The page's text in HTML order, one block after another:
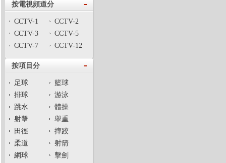
按電視頻道分
CCTV-1
CCTV-2
CCTV-3
CCTV-5
CCTV-7
CCTV-12
按項目分
足球
籃球
排球
游泳
跳水
體操
射擊
舉重
田徑
摔跤
柔道
射箭
網球
擊劍